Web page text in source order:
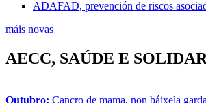
ADAFAD, prevención de riscos
máis novas
AECC, SAÚDE E
Outubro: Cancro de mama, non báixela garda